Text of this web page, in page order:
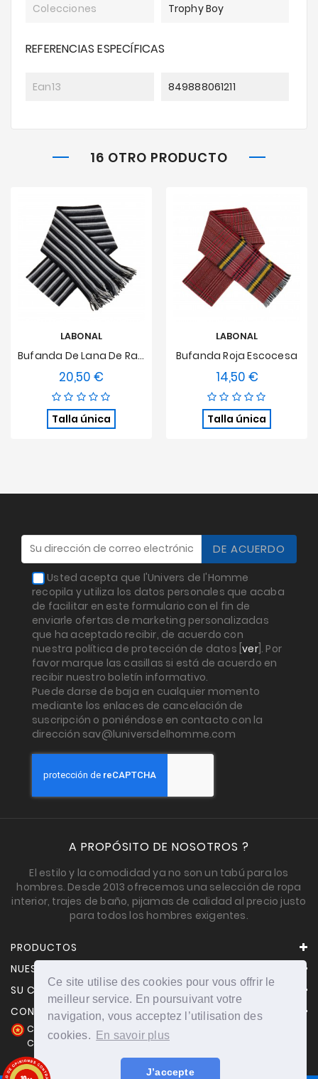
Ce site utilise des cookies pour vous offrir le
meilleur service. En poursuivant votre
navigation, vous acceptez l’utilisation des
cookies.
En savoir plus
J’accepte
Colecciones Trophy Boy
REFERENCIAS ESPECÍFICAS
Ean13 849888061211
16 OTRO PRODUCTO
LABONAL
Bufanda De Lana De Rayas Múltiples
20,50 €
Talla única
LABONAL
Bufanda Roja Escocesa
14,50 €Precio
Talla única
Usted acepta que l'Univers de l'Homme
recopila y utiliza los datos personales que acaba
de facilitar en este formulario con el fin de
enviarle ofertas de marketing personalizadas
que ha aceptado recibir, de acuerdo con
nuestra política de protección de datos [ver]. Por
favor marque las casillas si está de acuerdo en
recibir nuestro boletín informativo.
Puede darse de baja en cualquier momento
mediante los enlaces de cancelación de
suscripción o poniéndose en contacto con la
dirección sav@luniversdelhomme.com
A PROPÓSITO DE NOSOTROS ?
El estilo y la comodidad ya no son un tabú para los
hombres. Desde 2013 ofrecemos una selección de ropa
interior, trajes de baño, pijamas de calidad al precio justo
para todos los hombres exigentes.
PRODUCTOS
NUESTRA EMPRESA
SU CUENTA
CONTACTO
Comerciante aprobado por la Sociedad de Opiniones
Contrastadas,haga clic aquí para mostrar el certificado